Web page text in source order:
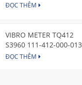
Express Node Card /GE
ĐỌC THÊM
VIBRO METER TQ412
S3960 111-412-000-013
Reverse Mount
ĐỌC THÊM